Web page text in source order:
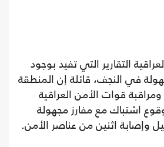
التقارير التي تفيد بوجود
في النجف، قائلة إن المنطقة
قوات الأمن العراقية
اشتباك مع مفارز مجهولة
اثنين من عناصر الأمن.